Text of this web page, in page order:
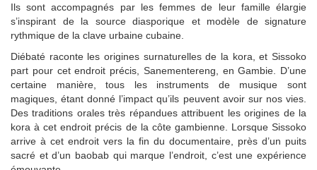
Ils sont accompagnés par les femmes de leur famille élargie
s’inspirant de la source diasporique et modèle de signature
rythmique de la clave urbaine cubaine.
Diébaté raconte les origines surnaturelles de la kora, et Sissoko
part pour cet endroit précis, Sanementereng, en Gambie. D’une
certaine manière, tous les instruments de musique sont
magiques, étant donné l’impact qu’ils peuvent avoir sur nos vies.
Des traditions orales très répandues attribuent les origines de la
kora à cet endroit précis de la côte gambienne. Lorsque Sissoko
arrive à cet endroit vers la fin du documentaire, près d’un puits
sacré et d’un baobab qui marque l’endroit, c’est une expérience